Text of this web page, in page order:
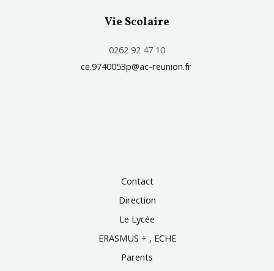
Vie Scolaire
0262 92 47 10
ce.9740053p@ac-reunion.fr
Contact
Direction
Le Lycée
ERASMUS + , ECHE
Parents